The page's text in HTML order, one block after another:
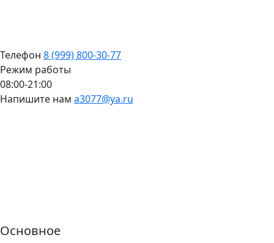
Телефон 8 (999) 800-30-77
Режим работы
08:00-21:00
Напишите нам a3077@ya.ru
Основное